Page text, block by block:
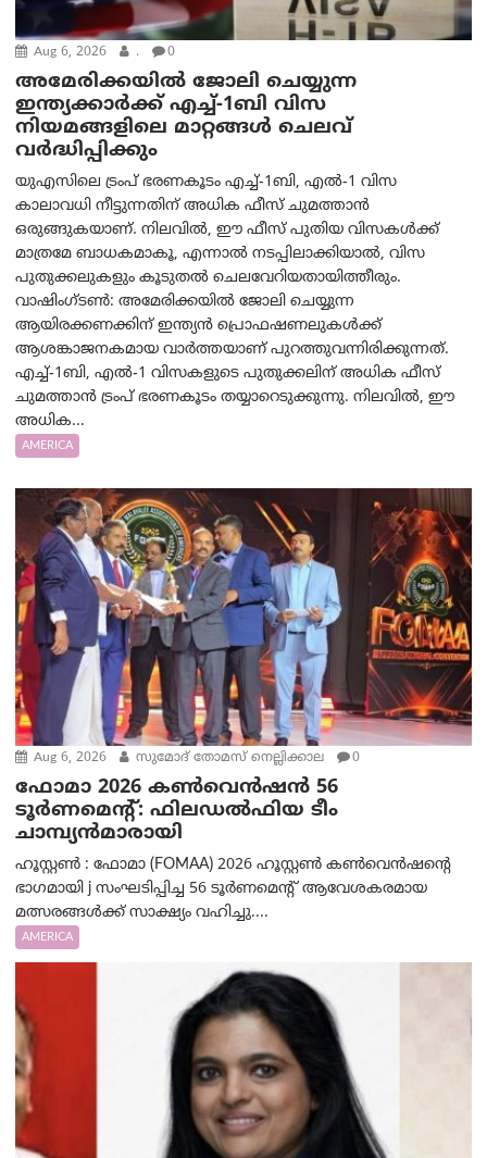
Aug 6, 2026 . 0
അമേരിക്കയില്‍ ജോലി ചെയ്യുന്ന
ഇന്ത്യക്കാർക്ക് എച്ച്-1ബി വിസ
നിയമങ്ങളിലെ മാറ്റങ്ങൾ ചെലവ്
വർദ്ധിപ്പിക്കും
യുഎസിലെ ട്രംപ് ഭരണകൂടം എച്ച്-1ബി, എൽ-1 വിസ
കാലാവധി നീട്ടുന്നതിന് അധിക ഫീസ് ചുമത്താൻ
ഒരുങ്ങുകയാണ്. നിലവിൽ, ഈ ഫീസ് പുതിയ വിസകൾക്ക്
മാത്രമേ ബാധകമാകൂ, എന്നാൽ നടപ്പിലാക്കിയാൽ, വിസ
പുതുക്കലുകളും കൂടുതൽ ചെലവേറിയതായിത്തീരും.
വാഷിംഗ്ടണ്‍: അമേരിക്കയില്‍ ജോലി ചെയ്യുന്ന
ആയിരക്കണക്കിന് ഇന്ത്യൻ പ്രൊഫഷണലുകൾക്ക്
ആശങ്കാജനകമായ വാർത്തയാണ് പുറത്തുവന്നിരിക്കുന്നത്.
എച്ച്-1ബി, എൽ-1 വിസകളുടെ പുതുക്കലിന് അധിക ഫീസ്
ചുമത്താൻ ട്രംപ് ഭരണകൂടം തയ്യാറെടുക്കുന്നു. നിലവിൽ, ഈ
അധിക...
AMERICA
Aug 6, 2026 സുമോദ് തോമസ് നെല്ലിക്കാല 0
ഫോമാ 2026 കൺവെൻഷൻ 56
ടൂർണമെന്റ്: ഫിലഡൽഫിയ ടീം
ചാമ്പ്യൻമാരായി
ഹൂസ്റ്റൺ : ഫോമാ (FOMAA) 2026 ഹൂസ്റ്റൺ കൺവെൻഷന്റെ
ഭാഗമായി j സംഘടിപ്പിച്ച 56 ടൂർണമെന്റ് ആവേശകരമായ
മത്സരങ്ങൾക്ക് സാക്ഷ്യം വഹിച്ചു....
AMERICA